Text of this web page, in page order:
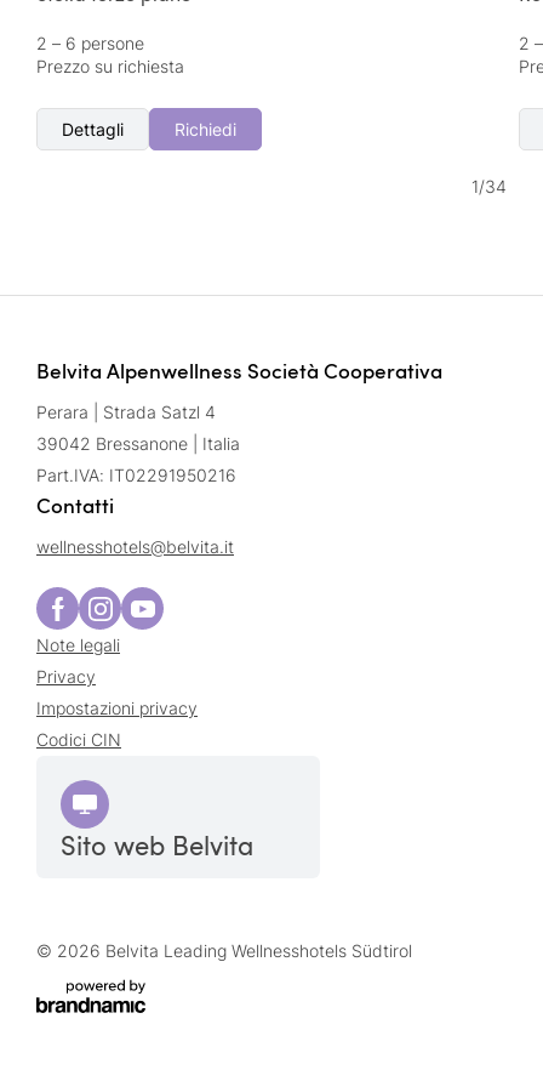
2 – 6 persone
Prezzo su richiesta
Dettagli Richiedi
2
1/34
Belvita Alpenwellness Società Cooperativa
Perara | Strada Satzl 4
39042 Bressanone | Italia
Part.IVA: IT02291950216
Contatti
wellnesshotels@belvita.it
Note legali
Privacy
Impostazioni privacy
Codici CIN
Sito web Belvita
© 2026 Belvita Leading Wellnesshotels Südtirol